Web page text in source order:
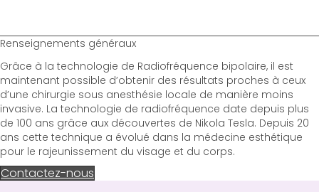
Renseignements généraux
Grâce à la technologie de Radiofréquence bipolaire, il est
maintenant possible d’obtenir des résultats proches à ceux
d’une chirurgie sous anesthésie locale de manière moins
invasive. La technologie de radiofréquence date depuis plus
de 100 ans grâce aux découvertes de Nikola Tesla. Depuis 20
ans cette technique a évolué dans la médecine esthétique
pour le rajeunissement du visage et du corps.
Contactez-nous